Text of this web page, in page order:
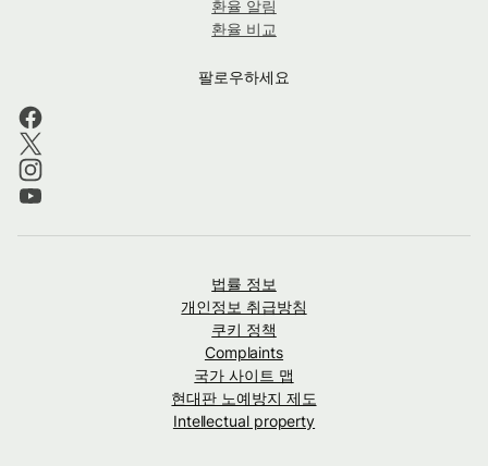
환율 알림
환율 비교
팔로우하세요
법률 정보
개인정보 취급방침
쿠키 정책
Complaints
국가 사이트 맵
현대판 노예방지 제도
Intellectual property